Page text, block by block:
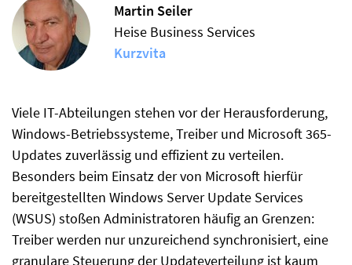
Martin Seiler
Heise Business Services
Kurzvita
Viele IT-Abteilungen stehen vor der Herausforderung,
Windows-Betriebssysteme, Treiber und Microsoft 365-
Updates zuverlässig und effizient zu verteilen.
Besonders beim Einsatz der von Microsoft hierfür
bereitgestellten Windows Server Update Services
(WSUS) stoßen Administratoren häufig an Grenzen:
Treiber werden nur unzureichend synchronisiert, eine
granulare Steuerung der Updateverteilung ist kaum